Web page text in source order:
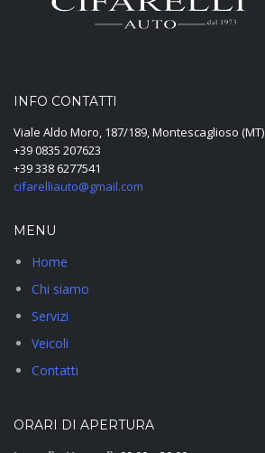
INFO CONTATTI
Viale Aldo Moro, 187/189, Montescaglioso (MT)
+39 0835 207623
+39 338 6277541
cifarelliauto@gmail.com
MENU
Home
Chi siamo
Servizi
Veicoli
Contatti
ORARI DI APERTURA